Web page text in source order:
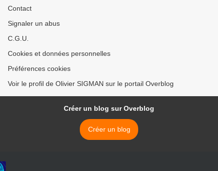
Contact
Signaler un abus
C.G.U.
Cookies et données personnelles
Préférences cookies
Voir le profil de Olivier SIGMAN sur le portail Overblog
Créer un blog sur Overblog
Créer un blog